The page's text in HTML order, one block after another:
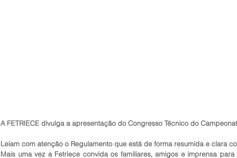
A FETRIECE divulga a apresentação do Congresso Técnico do
Leiam com atenção o Regulamento que está de forma resumida e clara
Mais uma vez a Fetriece convida os familiares, amigos e imprensa